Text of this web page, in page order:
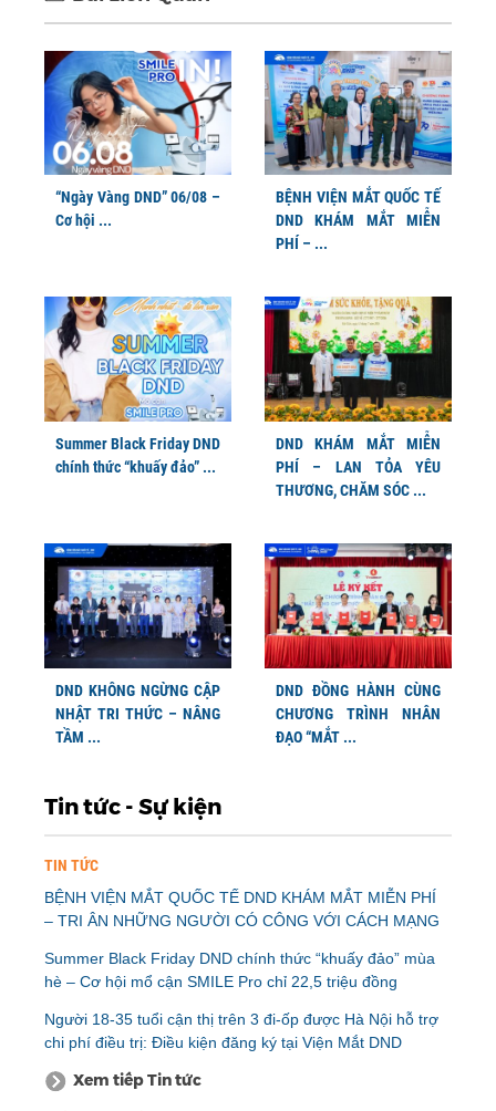
“Ngày Vàng DND” 06/08 –
Cơ hội ...
BỆNH VIỆN MẮT QUỐC TẾ
DND KHÁM MẮT MIỄN
PHÍ – ...
Summer Black Friday DND
chính thức “khuấy đảo” ...
DND KHÁM MẮT MIỄN
PHÍ – LAN TỎA YÊU
THƯƠNG, CHĂM SÓC ...
DND KHÔNG NGỪNG CẬP
NHẬT TRI THỨC – NÂNG
TẦM ...
DND ĐỒNG HÀNH CÙNG
CHƯƠNG TRÌNH NHÂN
ĐẠO “MẮT ...
Tin tức - Sự kiện
TIN TỨC
BỆNH VIỆN MẮT QUỐC TẾ DND KHÁM MẮT MIỄN PHÍ
– TRI ÂN NHỮNG NGƯỜI CÓ CÔNG VỚI CÁCH MẠNG
Summer Black Friday DND chính thức “khuấy đảo” mùa
hè – Cơ hội mổ cận SMILE Pro chỉ 22,5 triệu đồng
Người 18-35 tuổi cận thị trên 3 đi-ốp được Hà Nội hỗ trợ
chi phí điều trị: Điều kiện đăng ký tại Viện Mắt DND
Xem tiếp Tin tức